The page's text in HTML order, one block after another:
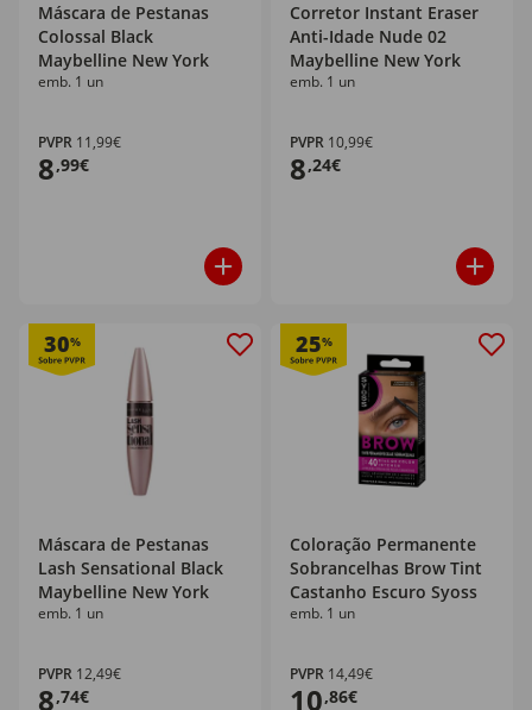
Máscara de Pestanas
Colossal Black
Maybelline New York
emb. 1 un
PVPR 11,99€
8,99€
Corretor Instant Eraser
Anti-Idade Nude 02
Maybelline New York
emb. 1 un
PVPR 10,99€
8,24€
30%
Máscara de Pestanas
Lash Sensational Black
Maybelline New York
emb. 1 un
PVPR 12,49€
8,74€
25%
Coloração Permanente
Sobrancelhas Brow Tint
Castanho Escuro Syoss
emb. 1 un
PVPR 14,49€
10,86€